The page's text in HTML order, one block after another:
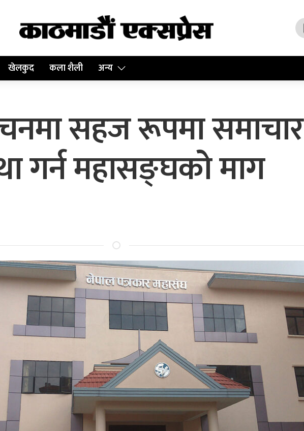
खेलकुद कला शैली अन्य
सहज रूपमा समाचार
गर्न महासङ्घको माग